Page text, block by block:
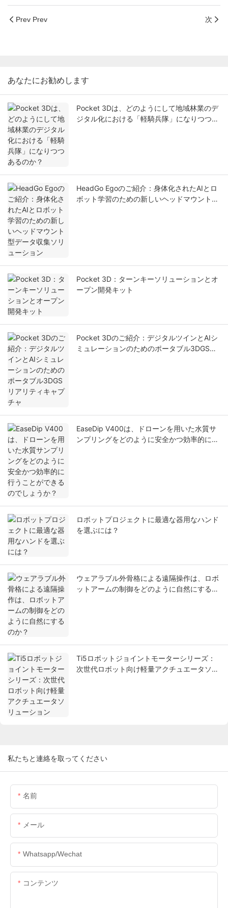
Prev Prev 次
あなたにお勧めします
Pocket 3Dは、どのようにして地域林業のデ
ジタル化における「軽騎兵隊」になりつつあ
HeadGo Egoのご紹介：身体化されたAIとロ
ボット学習のための新しいヘッドマウント型
Pocket 3D：ターンキーソリューションとオ
ープン開発キット
Pocket 3Dのご紹介：デジタルツインとAIシ
ミュレーションのためのポータブル3DGSリ
EaseDip V400は、ドローンを用いた水質サ
ンプリングをどのように安全かつ効率的に行
ロボットプロジェクトに最適な器用なハンド
を選ぶには？
ウェアラブル外骨格による遠隔操作は、ロボ
ットアームの制御をどのように自然にするの
Ti5ロボットジョイントモーターシリーズ：
次世代ロボット向け軽量アクチュエータソリ
私たちと連絡を取ってください
名前
メール
Whatsapp/wechat
コンテンツ